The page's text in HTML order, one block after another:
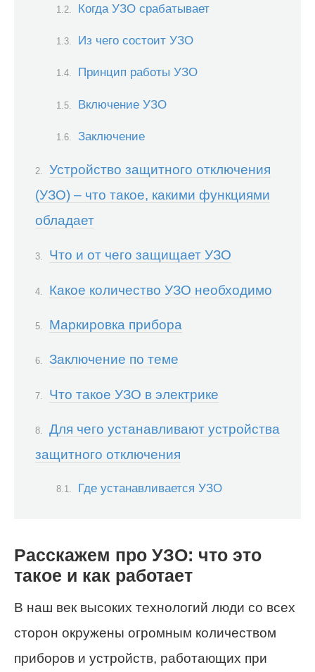
Когда УЗО срабатывает
Из чего состоит УЗО
Принцип работы УЗО
Включение УЗО
Заключение
Устройство защитного отключения
(УЗО) – что такое, какими функциями
обладает
Что и от чего защищает УЗО
Какое количество УЗО необходимо
Маркировка прибора
Заключение по теме
Что такое УЗО в электрике
Для чего устанавливают устройства
защитного отключения
Где устанавливается УЗО
Расскажем про УЗО: что это
такое и как работает
В наш век высоких технологий люди со всех
сторон окружены огромным количеством
приборов и устройств, работающих при